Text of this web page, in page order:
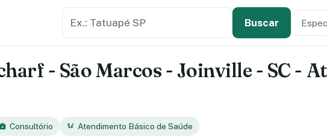
Buscar Tipo
- São Marcos - Joinville - SC -
Consultório Atendimento Básico de Saúde